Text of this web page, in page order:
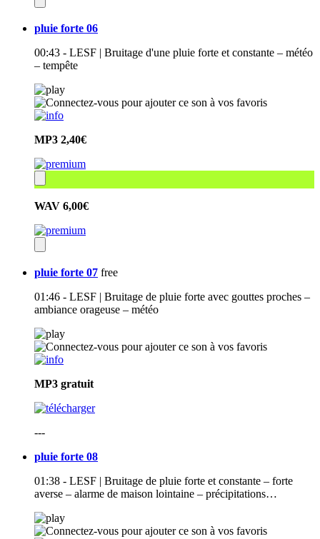
pluie forte 06
00:43 - LESF | Bruitage d'une pluie forte et constante – météo
– tempête
MP3 2,40€
WAV 6,00€
pluie forte 07 free
01:46 - LESF | Bruitage de pluie forte avec gouttes proches –
ambiance orageuse – météo
MP3 gratuit
---
pluie forte 08
01:38 - LESF | Bruitage de pluie forte et constante – forte
averse – alarme de maison lointaine – précipitations…